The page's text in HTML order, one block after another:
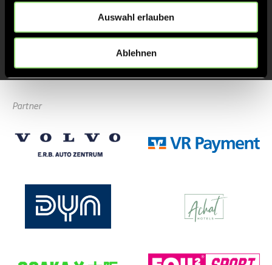
Auswahl erlauben
Ablehnen
Zurück zur Startseite
Partner